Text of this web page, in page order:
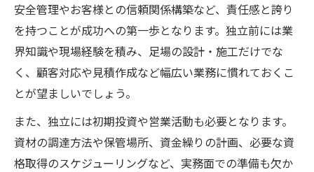
足場専門が選ぶべき資材の特徴と選定基準
中古足場材の選択ポイントと注意点
足場資材の効率的な管理方法とは何か
ホームセンター活用で足場資材を調達する
足場材の買取・持ち込み時のポイント解説
持続的な足場案件獲得に必要な知識
安全管理やお客様との信頼関係構築など、責任感と誇り
を持つことが成功への第一歩となります。独立前には業
界知識や現場経験を積み、足場の設計・施工だけでな
く、顧客対応や見積作成など幅広い業務に慣れておくこ
とが望ましいでしょう。
また、独立には初期投資や営業活動も必要となります。
資材の調達方法や保管場所、資金繰りの計画、必要な資
格取得のスケジューリングなど、実務面での準備も欠か